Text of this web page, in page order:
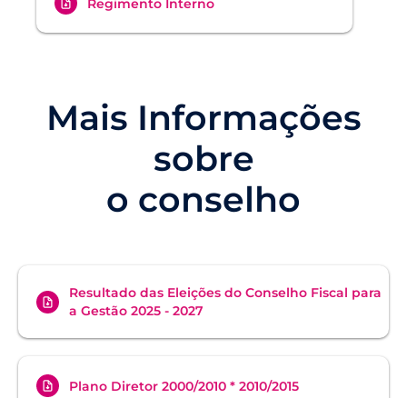
Regimento Interno
Mais Informações
sobre
o conselho
Resultado das Eleições do Conselho Fiscal para
a Gestão 2025 - 2027
Plano Diretor 2000/2010 * 2010/2015